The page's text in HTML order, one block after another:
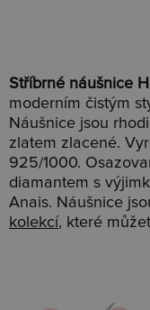
Stříbrné náušnice
moderním čistým
Náušnice jsou
zlatem zlacené.
925/1000.
diamantem s
Anais. Náušnice
kolekcí, které